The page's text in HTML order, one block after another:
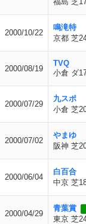
2000/10/22
鳴滝特
京都 芝
2000/08/19
TVQ
小倉 ダ
2000/07/29
九スポ
小倉 芝
2000/07/02
やまゆ
阪神 芝
2000/06/04
白百合
中京 芝
2000/04/29
青葉賞
東京 芝